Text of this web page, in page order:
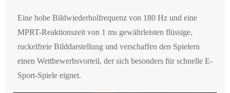
Eine hohe Bildwiederholfrequenz von 180 Hz und eine
MPRT-Reaktionszeit von 1 ms gewährleisten flüssige,
ruckelfreie Bilddarstellung und verschaffen den Spielern
einen Wettbewerbsvorteil, der sich besonders für schnelle E-
Sport-Spiele eignet.